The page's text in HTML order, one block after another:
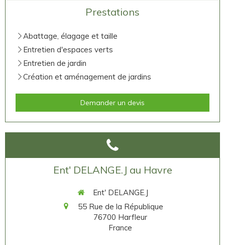
Prestations
Abattage, élagage et taille
Entretien d'espaces verts
Entretien de jardin
Création et aménagement de jardins
Demander un devis
Ent' DELANGE.J au Havre
Ent' DELANGE.J
55 Rue de la République
76700 Harfleur
France